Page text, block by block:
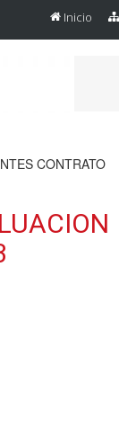
Inicio
CONTRATO